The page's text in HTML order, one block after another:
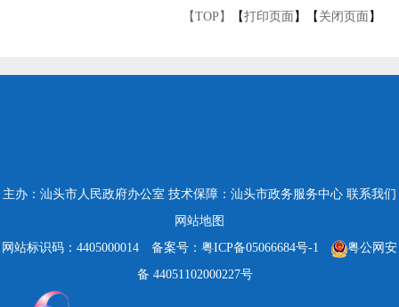
【TOP】 【打印页面 】【 关闭页面 】
主办：汕头市人民政府办公室 技术保障：汕头市政务服务中心 联系我们
网站地图
网站标识码：4405000014
备案号：粤ICP备05066684号-1
粤公网安
备 44051102000227号